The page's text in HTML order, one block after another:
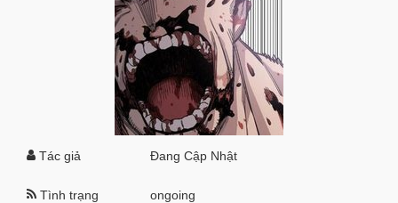
Tác giả Đang Cập Nhật
Tình trạng ongoing